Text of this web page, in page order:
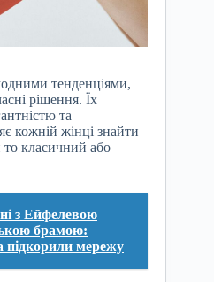
тенденціями,
рішення. Їх
та
кожній жінці знайти
то класичний або
з Ейфелевою
брамою:
підкорили мережу